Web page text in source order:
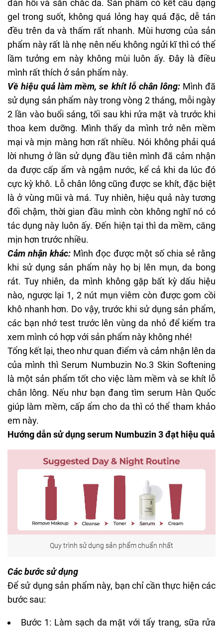
đàn hồi và săn chắc da. Sản phẩm có kết cấu dạng
gel trong suốt, không quá lỏng hay quá đặc, dễ tán
đều trên da và thấm rất nhanh. Mùi hương của sản
phẩm này rất là nhẹ nên nếu không ngửi kĩ thì có thể
lầm tưởng em này không mùi luôn ấy. Đây là điều
mình rất thích ở sản phẩm này.
Về hiệu quả làm mềm, se khít lỗ chân lông: Mình đã
sử dụng sản phẩm này trong vòng 2 tháng, mỗi ngày
2 lần vào buổi sáng, tối sau khi rửa mặt và trước khi
thoa kem dưỡng. Mình thấy da mình trở nên mềm
mại và mịn màng hơn rất nhiều. Nói không phải quá
lời nhưng ở lần sử dụng đầu tiên mình đã cảm nhận
da được cấp ẩm và ngậm nước, kể cả khi da lúc đó
cực kỳ khô. Lỗ chân lông cũng được se khít, đặc biệt
là ở vùng mũi và má. Tuy nhiên, hiệu quả này tương
đối chậm, thời gian đầu mình còn không nghĩ nó có
tác dụng này luôn ấy. Đến hiện tại thì da mềm, căng
mịn hơn trước nhiều.
Cảm nhận khác: Mình đọc được một số chia sẻ rằng
khi sử dụng sản phẩm này họ bị lên mụn, da bong
rát. Tuy nhiên, da mình không gặp bất kỳ dấu hiệu
nào, ngược lại 1, 2 nút mụn viêm còn được gom cồi
khô nhanh hơn. Do vậy, trước khi sử dụng sản phẩm,
các bạn nhớ test trước lên vùng da nhỏ để kiểm tra
xem mình có hợp với sản phẩm này không nhé!
Tổng kết lại, theo như quan điểm và cảm nhận lên da
của mình thì Serum Numbuzin No.3 Skin Softening
là một sản phẩm tốt cho việc làm mềm và se khít lỗ
chân lông. Nếu như bạn đang tìm serum Hàn Quốc
giúp làm mềm, cấp ẩm cho da thì có thể tham khảo
em này.
Hướng dẫn sử dụng serum Numbuzin 3 đạt hiệu quả
Quy trình sử dụng sản phẩm chuẩn nhất
Các bước sử dụng
Để sử dụng sản phẩm này, bạn chỉ cần thực hiện các
bước sau:
Bước 1: Làm sạch da mặt với tẩy trang, sữa rửa